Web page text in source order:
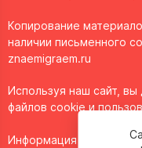
Копирование
наличии письменного
znaemigraem.ru
Используя наш сайт, вы
файлов cookie и
Информация о